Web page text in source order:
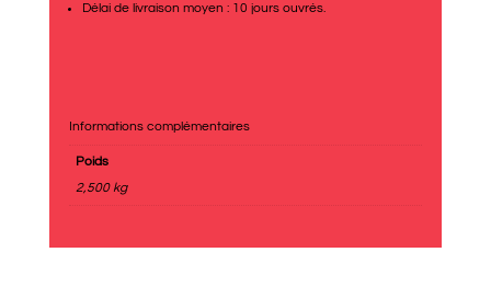
Délai de livraison moyen : 10 jours ouvrés.
Informations complémentaires
Poids
2,500 kg